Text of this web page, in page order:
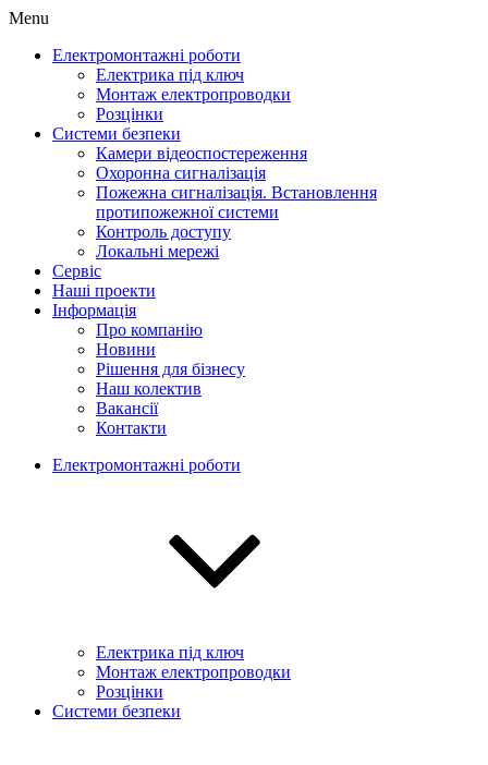
Menu
Електромонтажні роботи
Електрика під ключ
Монтаж електропроводки
Розцінки
Системи безпеки
Камери відеоспостереження
Охоронна сигналізація
Пожежна сигналізація. Встановлення
протипожежної системи
Контроль доступу
Локальні мережі
Сервіс
Наші проекти
Інформація
Про компанію
Новини
Рішення для бізнесу
Наш колектив
Вакансії
Контакти
Електромонтажні роботи
Електрика під ключ
Монтаж електропроводки
Розцінки
Системи безпеки